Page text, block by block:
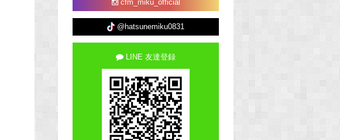
cfm_miku_official
@hatsunemiku0831
LINE 友達登録